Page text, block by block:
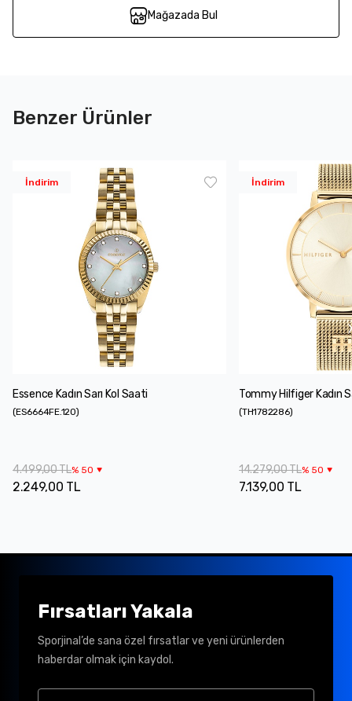
Mağazada Bul
Benzer Ürünler
İndirim
Essence Kadın Sarı Kol Saati
(ES6664FE.120)
4.499,00 TL% 50
2.249,00 TL
İndirim
Tommy Hilfiger Kadın
(TH1782286)
14.279,00 TL% 50
7.139,00 TL
Fırsatları Yakala
Sporjinal’de sana özel fırsatlar ve yeni ürünlerden
haberdar olmak için kaydol.